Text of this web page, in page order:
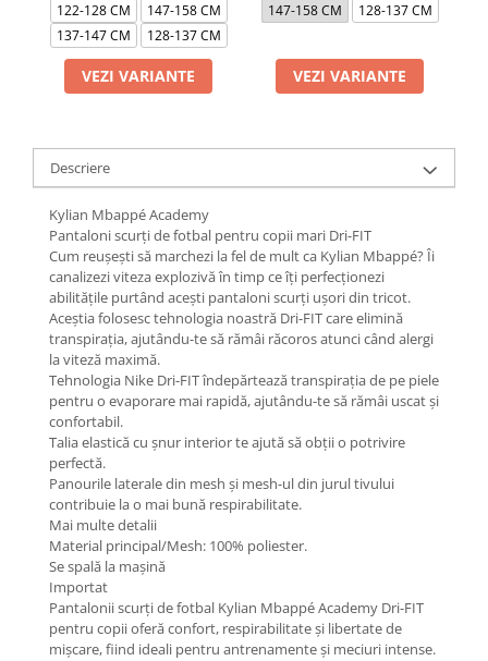
122-128 CM
147-158 CM
137-147 CM
128-137 CM
VEZI VARIANTE
147-158 CM 128-137 CM
VEZI VARIANTE
Descriere
Kylian Mbappé Academy
Pantaloni scurți de fotbal pentru copii mari Dri-FIT
Cum reușești să marchezi la fel de mult ca Kylian Mbappé? Îi
canalizezi viteza explozivă în timp ce îți perfecționezi
abilitățile purtând acești pantaloni scurți ușori din tricot.
Aceștia folosesc tehnologia noastră Dri-FIT care elimină
transpirația, ajutându-te să rămâi răcoros atunci când alergi
la viteză maximă.
Tehnologia Nike Dri-FIT îndepărtează transpirația de pe piele
pentru o evaporare mai rapidă, ajutându-te să rămâi uscat și
confortabil.
Talia elastică cu șnur interior te ajută să obții o potrivire
perfectă.
Panourile laterale din mesh și mesh-ul din jurul tivului
contribuie la o mai bună respirabilitate.
Mai multe detalii
Material principal/Mesh: 100% poliester.
Se spală la mașină
Importat
Pantalonii scurți de fotbal Kylian Mbappé Academy Dri-FIT
pentru copii oferă confort, respirabilitate și libertate de
mișcare, fiind ideali pentru antrenamente și meciuri intense.